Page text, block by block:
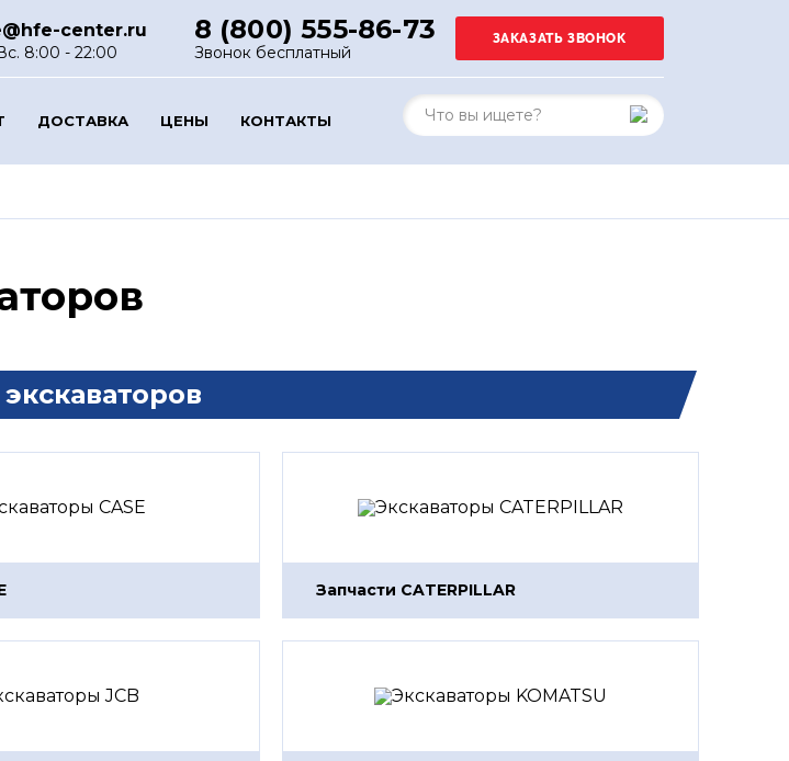
center.ru
8:00 - 22:00
8 (800) 555-86-73
Звонок бесплатный
ДОСТАВКА ЦЕНЫ КОНТАКТЫ
Запчасти CATERPILLAR